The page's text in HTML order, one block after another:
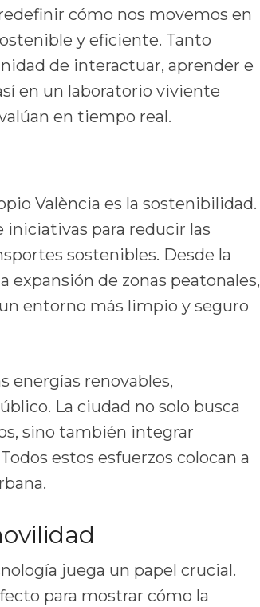
cómo nos movemos en
y eficiente. Tanto
de interactuar, aprender e
en un laboratorio viviente
en tiempo real.
València es la sostenibilidad.
iniciativas para reducir las
sostenibles. Desde la
de zonas peatonales,
entorno más limpio y seguro
energías renovables,
La ciudad no solo busca
sino también integrar
estos esfuerzos colocan a
juega un papel crucial.
para mostrar cómo la